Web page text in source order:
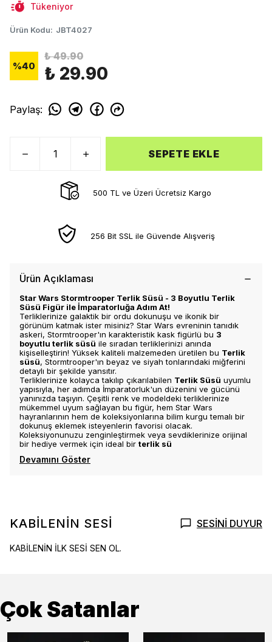
Tükeniyor
Ürün Kodu: JBT4027
%40
₺ 49.90
₺ 29.90
Paylaş:
SEPETE EKLE
500 TL ve Üzeri Ücretsiz Kargo
256 Bit SSL ile Güvende Alışveriş
Ürün Açıklaması
Star Wars Stormtrooper Terlik Süsü - 3 Boyutlu Terlik
Süsü Figür ile İmparatorluğa Adım At!
Terliklerinize galaktik bir ordu dokunuşu ve ikonik bir
görünüm katmak ister misiniz? Star Wars evreninin tanıdık
askeri, Stormtrooper'ın karakteristik kask figürlü bu 3
boyutlu terlik süsü ile sıradan terliklerinizi anında
kişiselleştirin! Yüksek kaliteli malzemeden üretilen bu Terlik
süsü, Stormtrooper'ın beyaz ve siyah tonlarındaki miğferini
detaylı bir şekilde yansıtır.
Terliklerinize kolayca takılıp çıkarılabilen Terlik Süsü uyumlu
yapısıyla, her adımda İmparatorluk'un düzenini ve gücünü
yanınızda taşıyın. Çeşitli renk ve modeldeki terliklerinize
mükemmel uyum sağlayan bu figür, hem Star Wars
hayranlarının hem de koleksiyonlarına bilim kurgu temalı bir
dokunuş eklemek isteyenlerin favorisi olacak.
Koleksiyonunuzu zenginleştirmek veya sevdiklerinize orijinal
bir hediye vermek için ideal bir terlik sü
Devamını Göster
KABİLENİN SESİ SESİNİ DUYUR
KABİLENİN İLK SESİ SEN OL.
Çok Satanlar